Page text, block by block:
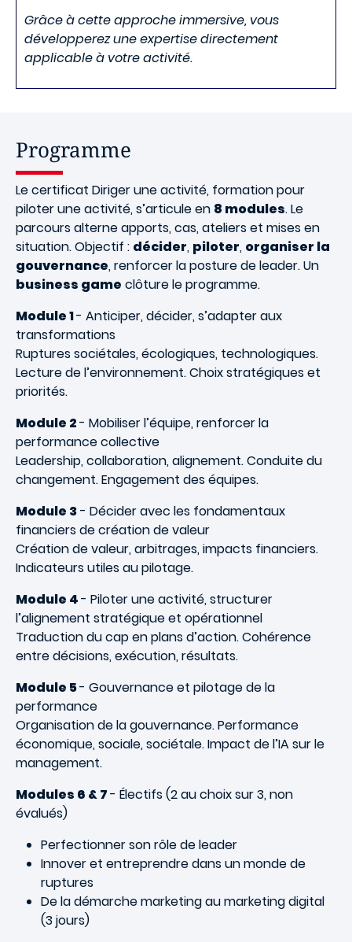
Grâce à cette approche immersive, vous
développerez une expertise directement
applicable à votre activité.
Programme
Le certificat Diriger une activité, formation pour
piloter une activité, s’articule en 8 modules. Le
parcours alterne apports, cas, ateliers et mises en
situation. Objectif : décider, piloter, organiser la
gouvernance, renforcer la posture de leader. Un
business game clôture le programme.
Module 1- Anticiper, décider, s’adapter aux
transformations
Ruptures sociétales, écologiques, technologiques.
Lecture de l’environnement. Choix stratégiques et
priorités.
Module 2- Mobiliser l’équipe, renforcer la
performance collective
Leadership, collaboration, alignement. Conduite du
changement. Engagement des équipes.
Module 3- Décider avec les fondamentaux
financiers de création de valeur
Création de valeur, arbitrages, impacts financiers.
Indicateurs utiles au pilotage.
Module 4- Piloter une activité, structurer
l’alignement stratégique et opérationnel
Traduction du cap en plans d’action. Cohérence
entre décisions, exécution, résultats.
Module 5- Gouvernance et pilotage de la
performance
Organisation de la gouvernance. Performance
économique, sociale, sociétale. Impact de l’IA sur le
management.
Modules 6 & 7- Électifs (2 au choix sur 3, non
évalués)
Perfectionner son rôle de leader
Innover et entreprendre dans un monde de
ruptures
De la démarche marketing au marketing digital
(3 jours)